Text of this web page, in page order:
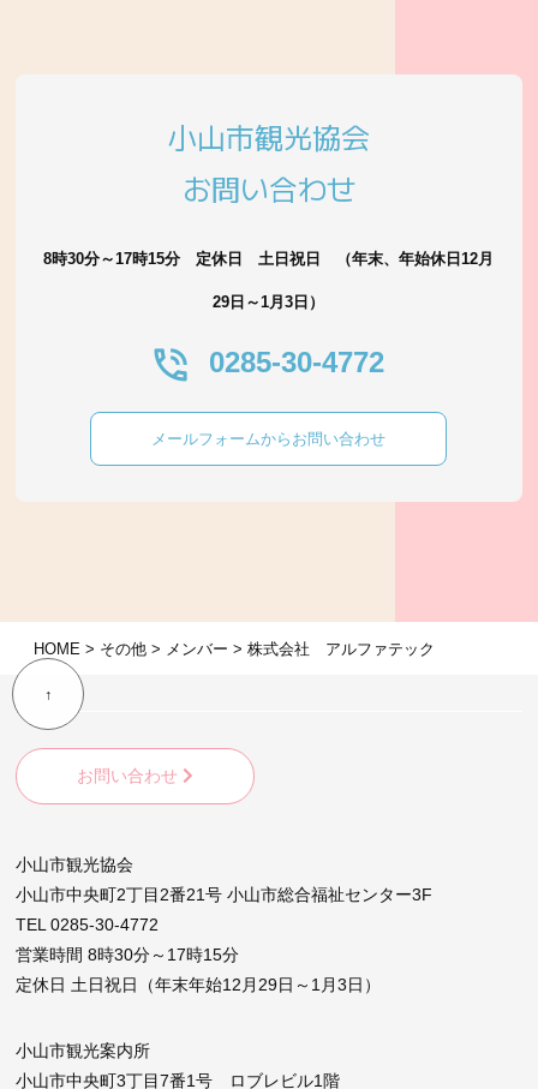
小山市観光協会
お問い合わせ
8時30分～17時15分 定休日 土日祝日 （年末、年始休日12月
29日～1月3日）
0285-30-4772
メールフォームからお問い合わせ
↑
HOME > その他 > メンバー >株式会社 アルファテック
お問い合わせ
小山市観光協会
小山市中央町2丁目2番21号 小山市総合福祉センター3F
TEL 0285-30-4772
営業時間 8時30分～17時15分
定休日 土日祝日（年末年始12月29日～1月3日）
小山市観光案内所
小山市中央町3丁目7番1号 ロブレビル1階